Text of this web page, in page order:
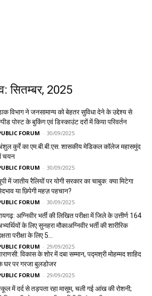
सितम्बर, 2025
विभाग ने जनसामान्य को बेहतर सुविधा देने के उद्देश्य से
पोस्ट के बुकिंग एवं डिस्काउंट दरों में किया परिवर्तन
FORUM - 30/09/2025
कुर्रे का एम.बी.बी.एस. शासकीय मेडिकल कॉलेज महासमुंद
चयन
FORUM - 30/09/2025
में जातीय रैलियों पर योगी सरकार का चाबुक: क्या मिटेगा
या छिपेगी महज़ पहचान?
FORUM - 30/09/2025
अग्निवीर भर्ती की लिखित परीक्षा में जिले के उत्तीर्ण 164
के लिए सुनहरा मौकाअग्निवीर भर्ती की शारीरिक
परीक्षा के लिए 5...
FORUM - 29/09/2025
विकास के शोर में दबा सम्मान, पद्मश्री मोहम्मद शाहिद
घर पर गरजा बुलडोजर
FORUM - 29/09/2025
में दर्द से तड़पता रहा मासूम, चली गई आंख की रोशनी;